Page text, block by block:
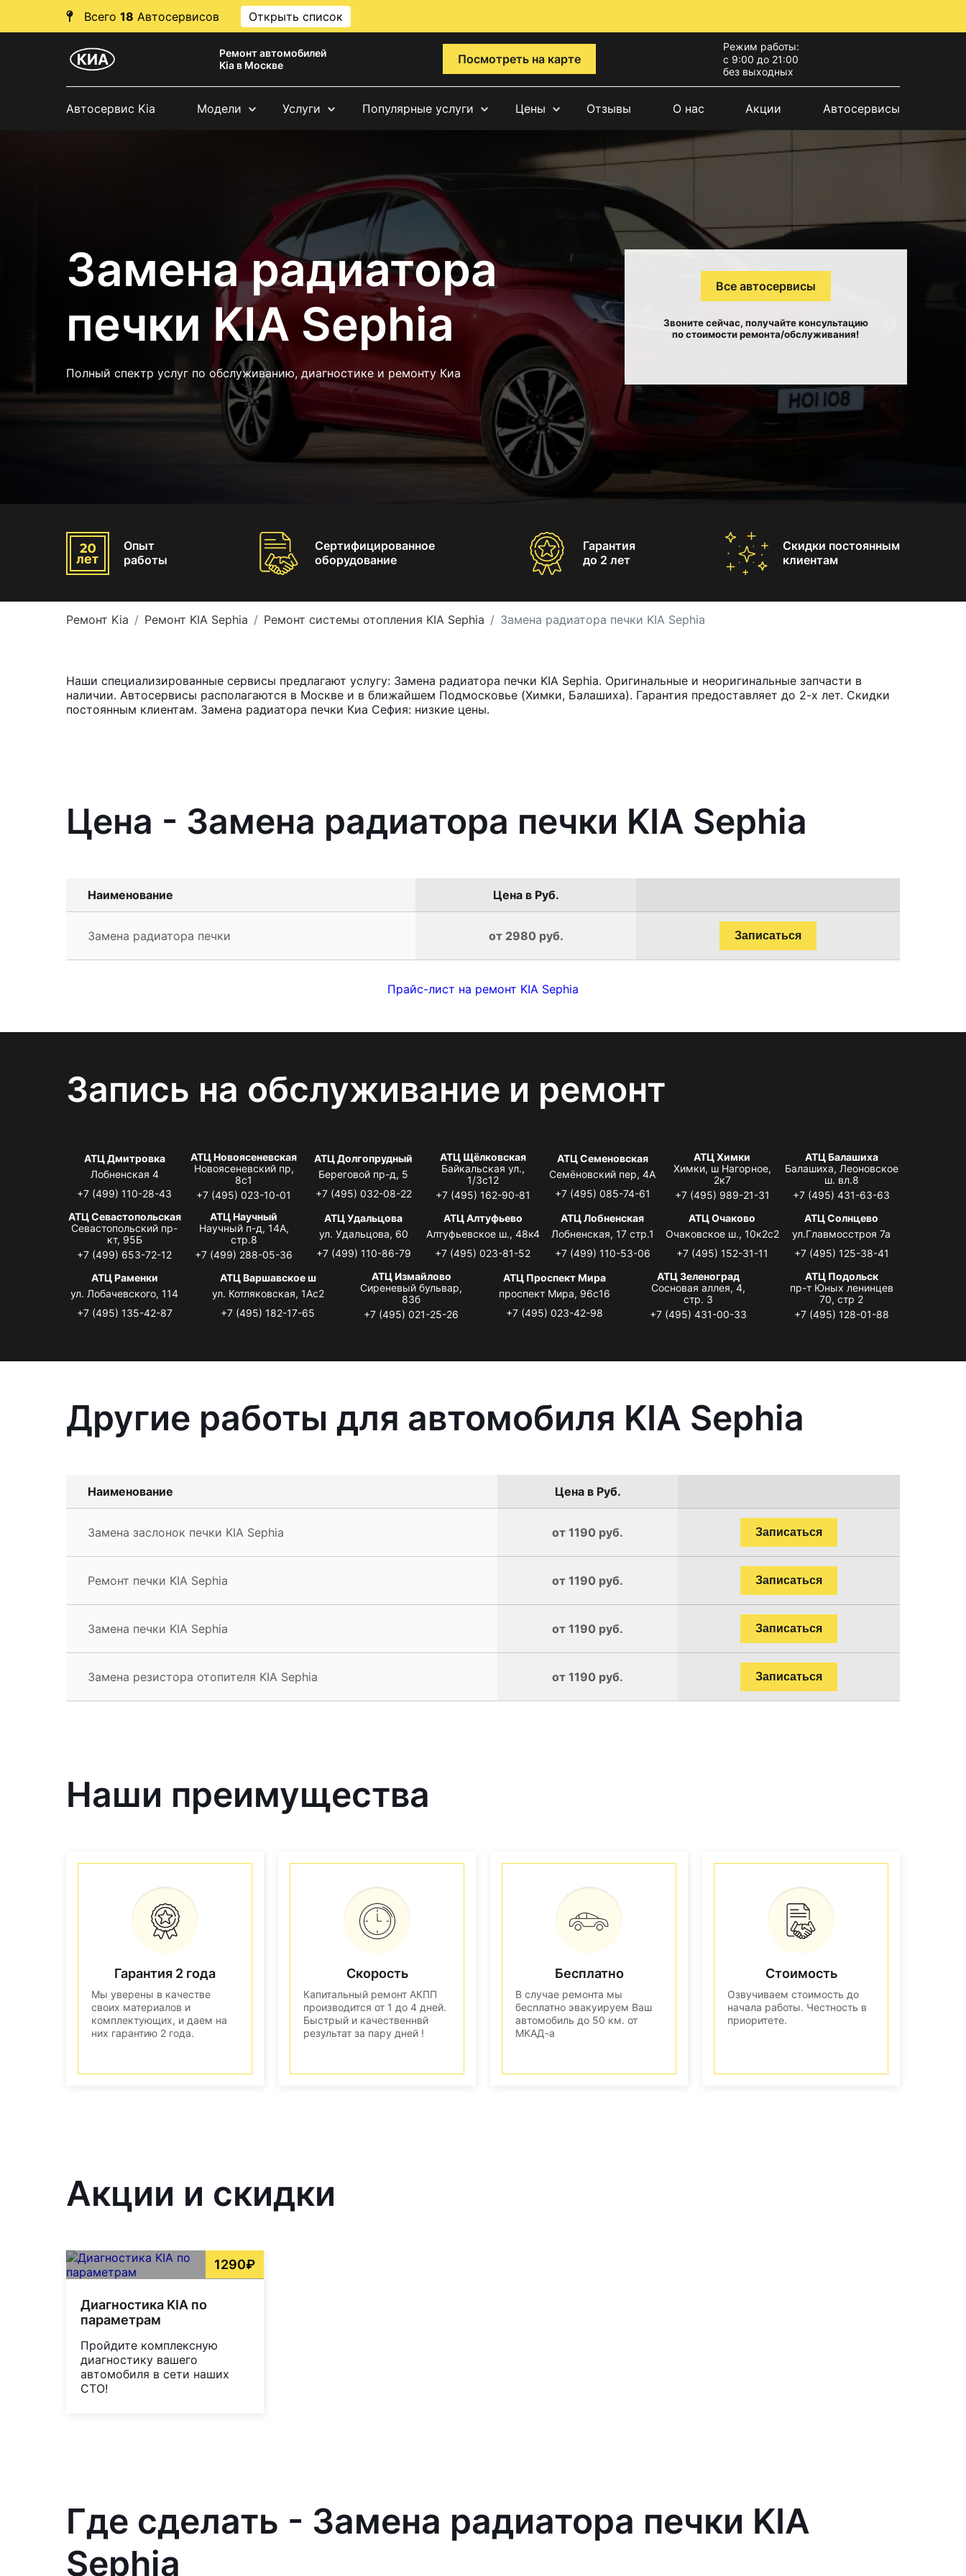
Всего 18 Автосервисов Открыть список
Ремонт автомобилей
Kia в Москве
Посмотреть на карте
Режим работы:
с 9:00 до 21:00
без выходных
Автосервис Kia Модели Услуги Популярные услуги Цены Отзывы О нас Акции Автосервисы
Замена радиатора
печки KIA Sephia
Полный спектр услуг по обслуживанию, диагностике и ремонту Киа
Все автосервисы
Звоните сейчас, получайте консультацию
по стоимости ремонта/обслуживания!
Опыт
работы
Сертифицированное
оборудование
Гарантия
до 2 лет
Скидки постоянным
клиентам
Ремонт Kia Ремонт KIA Sephia Ремонт системы отопления KIA Sephia Замена радиатора печки KIA Sephia
Наши специализированные сервисы предлагают услугу: Замена радиатора печки KIA Sephia. Оригинальные и неоригинальные запчасти в
наличии. Автосервисы располагаются в Москве и в ближайшем Подмосковье (Химки, Балашиха). Гарантия предоставляет до 2-х лет. Скидки
постоянным клиентам. Замена радиатора печки Киа Сефия: низкие цены.
Цена - Замена радиатора печки KIA Sephia
Наименование Цена в Руб.
Замена радиатора печки от 2980 руб. Записаться
Прайс-лист на ремонт KIA Sephia
Запись на обслуживание и ремонт
АТЦ Дмитровка
Лобненская 4
+7 (499) 110-28-43
АТЦ Новоясеневская
Новоясеневский пр,
8с1
+7 (495) 023-10-01
АТЦ Долгопрудный
Береговой пр-д, 5
+7 (495) 032-08-22
АТЦ Щёлковская
Байкальская ул.,
1/3с12
+7 (495) 162-90-81
АТЦ Семеновская
Семёновский пер, 4А
+7 (495) 085-74-61
АТЦ Химки
Химки, ш Нагорное,
2к7
+7 (495) 989-21-31
АТЦ Балашиха
Балашиха, Леоновское
ш. вл.8
+7 (495) 431-63-63
АТЦ Севастопольская
Севастопольский пр-
кт, 95Б
+7 (499) 653-72-12
АТЦ Научный
Научный п-д, 14А,
стр.8
+7 (499) 288-05-36
АТЦ Удальцова
ул. Удальцова, 60
+7 (499) 110-86-79
АТЦ Алтуфьево
Алтуфьевское ш., 48к4
+7 (495) 023-81-52
АТЦ Лобненская
Лобненская, 17 стр.1
+7 (499) 110-53-06
АТЦ Очаково
Очаковское ш., 10к2с2
+7 (495) 152-31-11
АТЦ Солнцево
ул.Главмосстроя 7а
+7 (495) 125-38-41
АТЦ Раменки
ул. Лобачевского, 114
+7 (495) 135-42-87
АТЦ Варшавское ш
ул. Котляковская, 1Ас2
+7 (495) 182-17-65
АТЦ Измайлово
Сиреневый бульвар,
83б
+7 (495) 021-25-26
АТЦ Проспект Мира
проспект Мира, 96с16
+7 (495) 023-42-98
АТЦ Зеленоград
Сосновая аллея, 4,
стр. 3
+7 (495) 431-00-33
АТЦ Подольск
пр-т Юных ленинцев
70, стр 2
+7 (495) 128-01-88
Другие работы для автомобиля KIA Sephia
Наименование Цена в Руб.
Замена заслонок печки KIA Sephia от 1190 руб. Записаться
Ремонт печки KIA Sephia от 1190 руб. Записаться
Замена печки KIA Sephia от 1190 руб. Записаться
Замена резистора отопителя KIA Sephia от 1190 руб. Записаться
Наши преимущества
Гарантия 2 года
Мы уверены в качестве
своих материалов и
комплектующих, и даем на
них гарантию 2 года.
Скорость
Капитальный ремонт АКПП
производится от 1 до 4 дней.
Быстрый и качественнвй
результат за пару дней !
Бесплатно
В случае ремонта мы
бесплатно эвакуируем Ваш
автомобиль до 50 км. от
МКАД-а
Стоимость
Озвучиваем стоимость до
начала работы. Честность в
приоритете.
Акции и скидки
1290₽
Диагностика KIA по
параметрам
Пройдите комплексную
диагностику вашего
автомобиля в сети наших
СТО!
Где сделать - Замена радиатора печки KIA
Sephia